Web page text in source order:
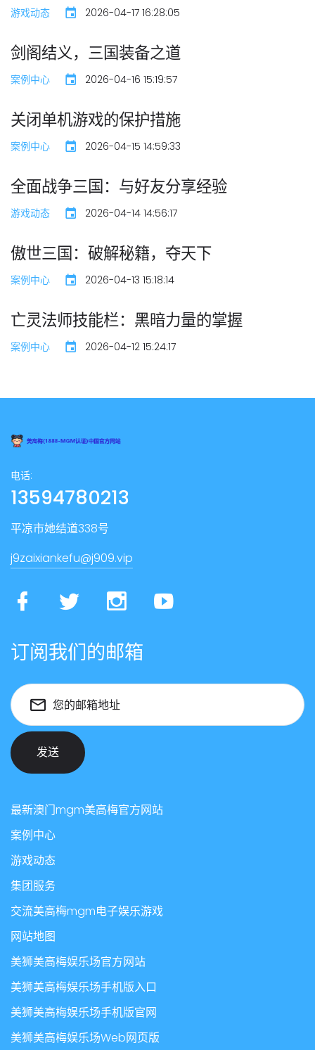
游戏动态 2026-04-17 16:28:05
剑阁结义，三国装备之道
案例中心 2026-04-16 15:19:57
关闭单机游戏的保护措施
案例中心 2026-04-15 14:59:33
全面战争三国：与好友分享经验
游戏动态 2026-04-14 14:56:17
傲世三国：破解秘籍，夺天下
案例中心 2026-04-13 15:18:14
亡灵法师技能栏：黑暗力量的掌握
案例中心 2026-04-12 15:24:17
电话:
13594780213
平凉市她结道338号
j9zaixiankefu@j909.vip
订阅我们的邮箱
您的邮箱地址
发送
最新澳门mgm美高梅官方网站
案例中心
游戏动态
集团服务
交流美高梅mgm电子娱乐游戏
网站地图
美狮美高梅娱乐场官方网站
美狮美高梅娱乐场手机版入口
美狮美高梅娱乐场手机版官网
美狮美高梅娱乐场Web网页版